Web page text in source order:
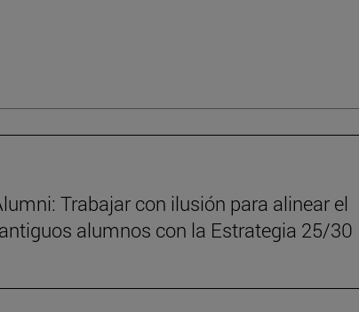
Trabajar con ilusión para alinear el
alumnos con la Estrategia 25/30